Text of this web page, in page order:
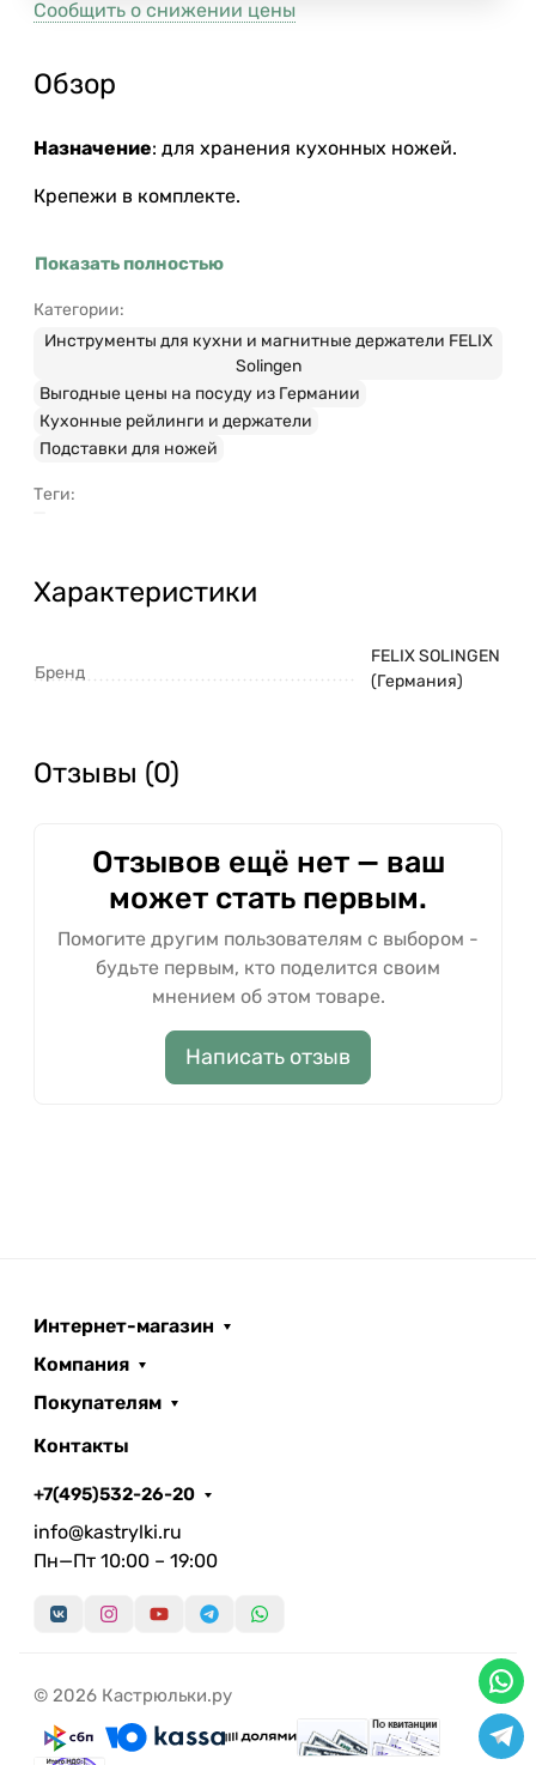
Сообщить о снижении цены
Обзор
Назначение: для хранения кухонных ножей.
Крепежи в комплекте.
Показать полностью
Категории:
Инструменты для кухни и магнитные держатели FELIX
Solingen
Выгодные цены на посуду из Германии
Кухонные рейлинги и держатели
Подставки для ножей
Теги:
Характеристики
Бренд
FELIX SOLINGEN
(Германия)
Отзывы (0)
Отзывов ещё нет — ваш
может стать первым.
Помогите другим пользователям с выбором -
будьте первым, кто поделится своим
мнением об этом товаре.
Написать отзыв
Интернет-магазин
Компания
Покупателям
Контакты
+7(495)532-26-20
info@kastrylki.ru
Пн—Пт 10:00 – 19:00
© 2026 Кастрюльки.ру